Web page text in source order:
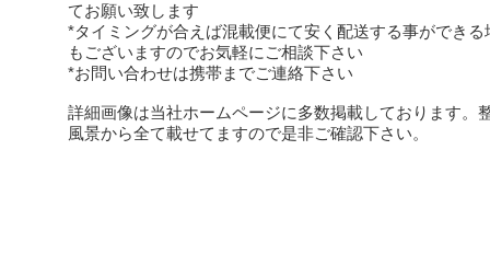
てお願い致します
*タイミングが合えば混載便にて安く配送する事ができる
もございますのでお気軽にご相談下さい
*お問い合わせは携帯までご連絡下さい
詳細画像は当社ホームページに多数掲載しております。
風景から全て載せてますので是非ご確認下さい。